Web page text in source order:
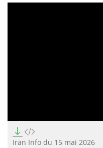
seconds
ofIran Info du 15 mai 2026